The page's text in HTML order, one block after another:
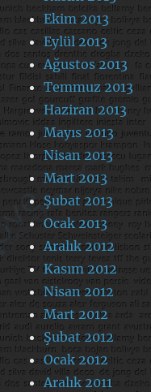
Ekim 2013
Eylül 2013
Ağustos 2013
Temmuz 2013
Haziran 2013
Mayıs 2013
Nisan 2013
Mart 2013
Şubat 2013
Ocak 2013
Aralık 2012
Kasım 2012
Nisan 2012
Mart 2012
Şubat 2012
Ocak 2012
Aralık 2011